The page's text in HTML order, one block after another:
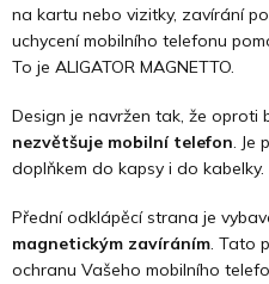
na kartu nebo vizitky, zavírání
uchycení mobilního telefonu
To je ALIGATOR MAGNETTO.
Design je navržen tak, že oproti
nezvětšuje mobilní telefon. Je
doplňkem do kapsy i do kabelky.
Přední odklápěcí strana je
magnetickým zavíráním. Tato
ochranu Vašeho mobilního